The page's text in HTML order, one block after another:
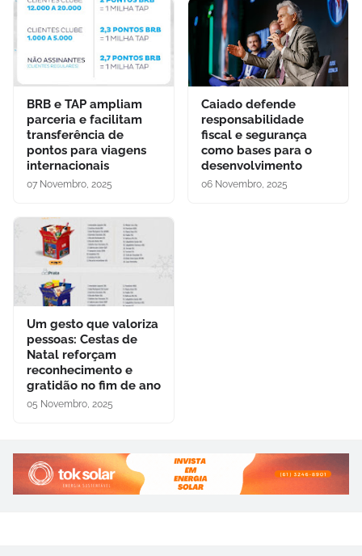
BRB e TAP ampliam
parceria e facilitam
transferência de
pontos para viagens
internacionais
07 Novembro, 2025
Caiado defende
responsabilidade
fiscal e segurança
como bases para o
desenvolvimento
06 Novembro, 2025
Um gesto que valoriza
pessoas: Cestas de
Natal reforçam
reconhecimento e
gratidão no fim de ano
05 Novembro, 2025